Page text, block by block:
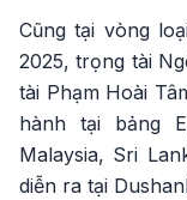
Cũng tại vòng
2025, trọng tài
tài Phạm Hoài
hành tại bảng
Malaysia, Sri
diễn ra tại